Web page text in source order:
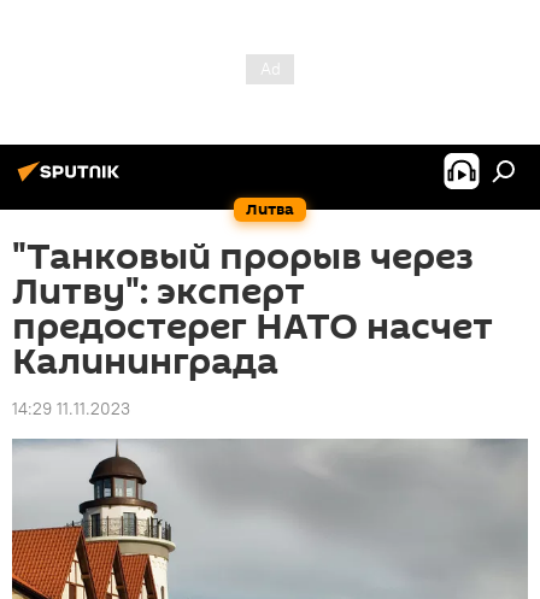
Литва
"Танковый прорыв через
Литву": эксперт
предостерег НАТО насчет
Калининграда
14:29 11.11.2023